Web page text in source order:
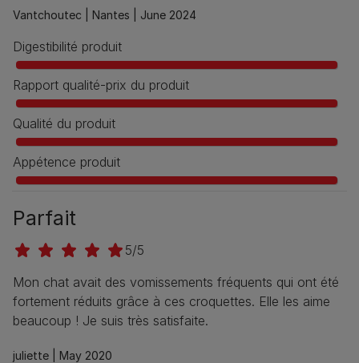
Vantchoutec | Nantes | June 2024
Digestibilité produit
Rapport qualité-prix du produit
Qualité du produit
Appétence produit
Parfait
5/5
Mon chat avait des vomissements fréquents qui ont été
fortement réduits grâce à ces croquettes. Elle les aime
beaucoup ! Je suis très satisfaite.
juliette | May 2020